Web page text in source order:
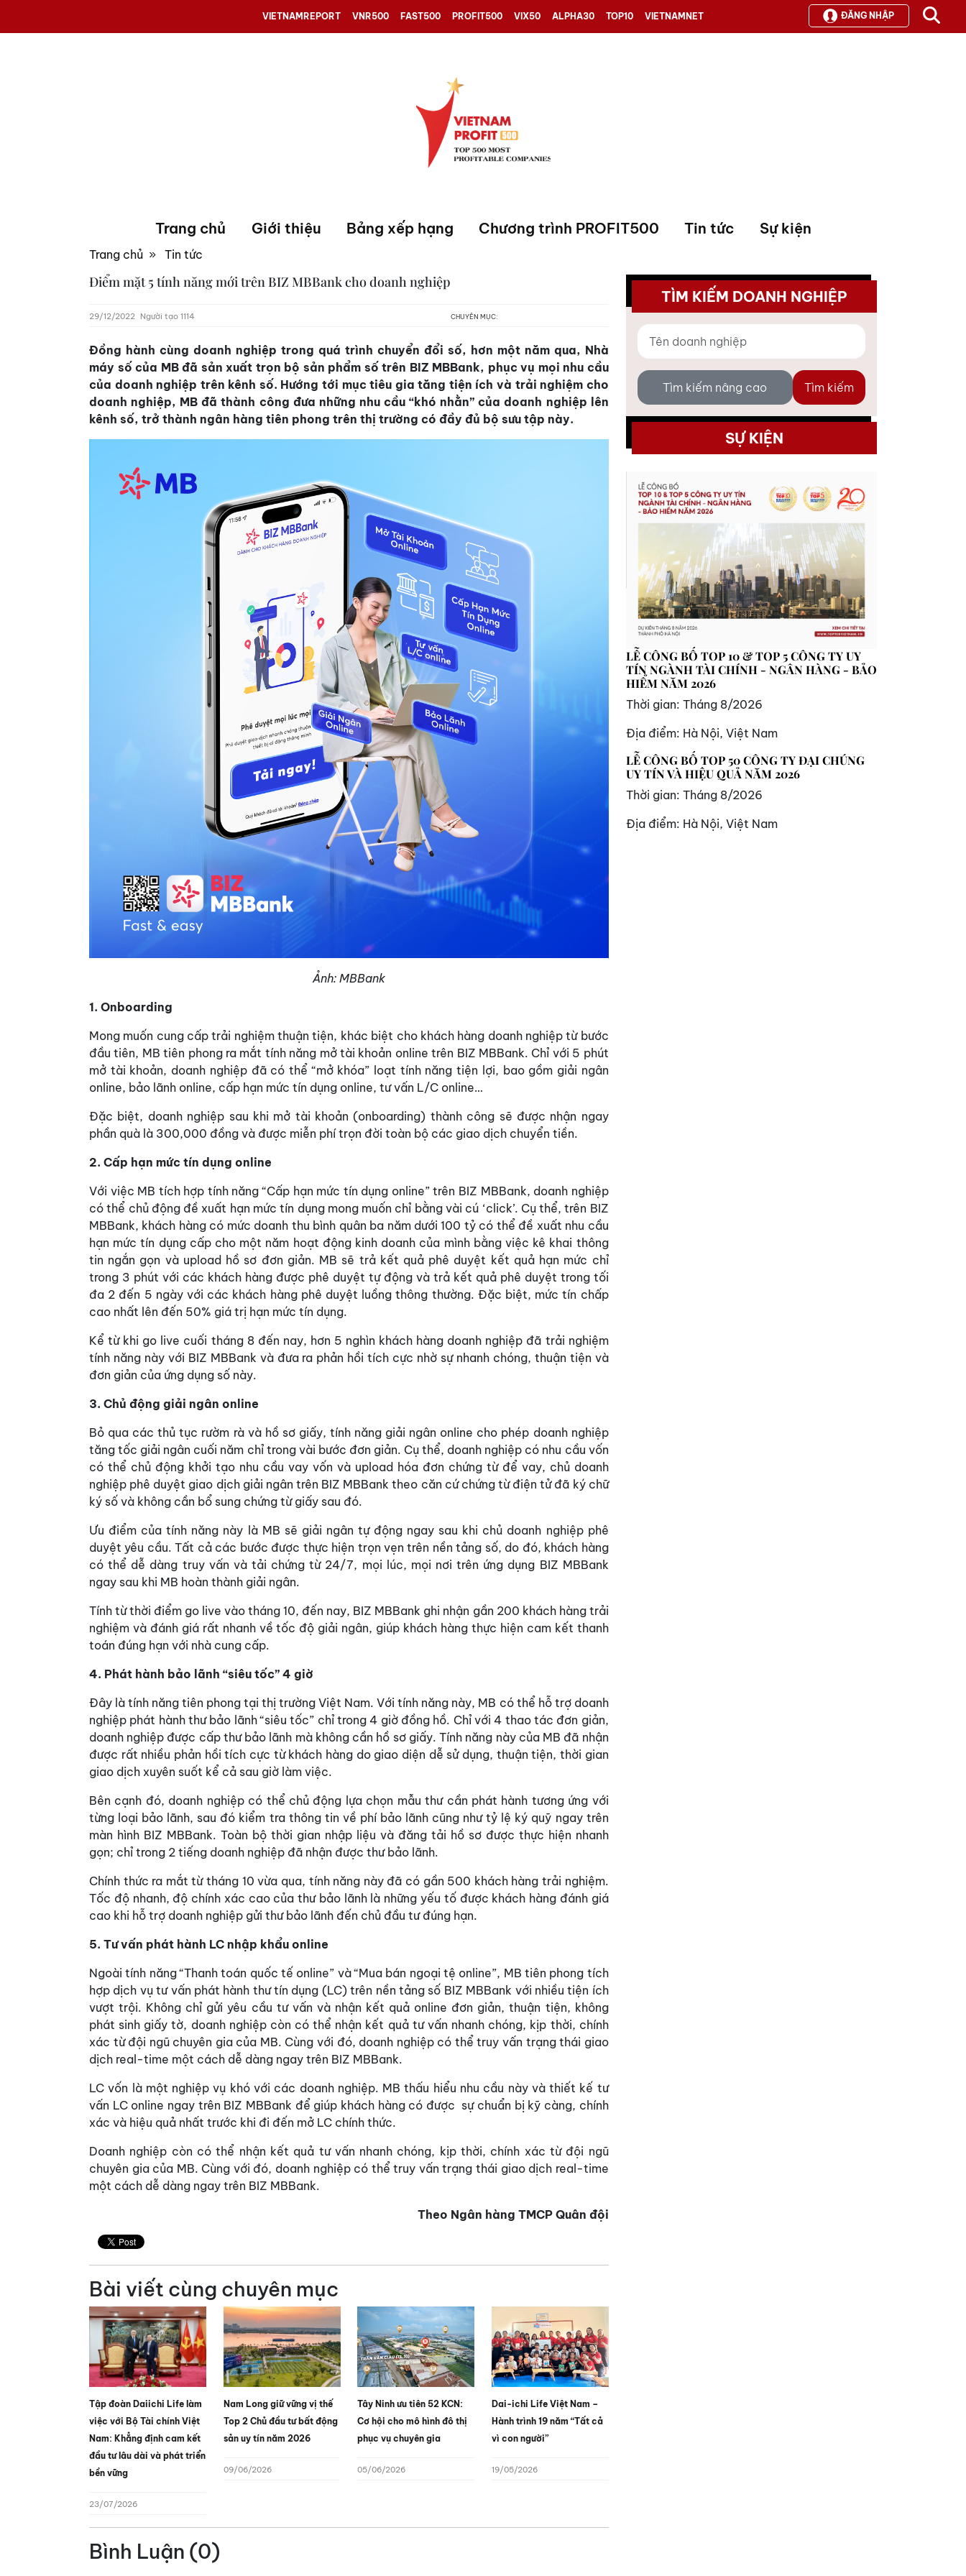
VIETNAMREPORT VNR500 FAST500 PROFIT500 VIX50 ALPHA30 TOP10 VIETNAMNET ĐĂNG NHẬP
Trang chủ Giới thiệu Bảng xếp hạng Chương trình PROFIT500 Tin tức Sự kiện
Trang chủ » Tin tức
Điểm mặt 5 tính năng mới trên BIZ MBBank cho doanh nghiệp
29/12/2022 Người tạo 1114 CHUYÊN MỤC:
Đồng hành cùng doanh nghiệp trong quá trình chuyển đổi số, hơn một năm qua, Nhà
máy số của MB đã sản xuất trọn bộ sản phẩm số trên BIZ MBBank, phục vụ mọi nhu cầu
của doanh nghiệp trên kênh số. Hướng tới mục tiêu gia tăng tiện ích và trải nghiệm cho
doanh nghiệp, MB đã thành công đưa những nhu cầu “khó nhằn” của doanh nghiệp lên
kênh số, trở thành ngân hàng tiên phong trên thị trường có đầy đủ bộ sưu tập này.
Ảnh: MBBank
1. Onboarding
Mong muốn cung cấp trải nghiệm thuận tiện, khác biệt cho khách hàng doanh nghiệp từ bước
đầu tiên, MB tiên phong ra mắt tính năng mở tài khoản online trên BIZ MBBank. Chỉ với 5 phút
mở tài khoản, doanh nghiệp đã có thể “mở khóa” loạt tính năng tiện lợi, bao gồm giải ngân
online, bảo lãnh online, cấp hạn mức tín dụng online, tư vấn L/C online…
Đặc biệt, doanh nghiệp sau khi mở tài khoản (onboarding) thành công sẽ được nhận ngay
phần quà là 300,000 đồng và được miễn phí trọn đời toàn bộ các giao dịch chuyển tiền.
2. Cấp hạn mức tín dụng online
Với việc MB tích hợp tính năng “Cấp hạn mức tín dụng online” trên BIZ MBBank, doanh nghiệp
có thể chủ động đề xuất hạn mức tín dụng mong muốn chỉ bằng vài cú ‘click’. Cụ thể, trên BIZ
MBBank, khách hàng có mức doanh thu bình quân ba năm dưới 100 tỷ có thể đề xuất nhu cầu
hạn mức tín dụng cấp cho một năm hoạt động kinh doanh của mình bằng việc kê khai thông
tin ngắn gọn và upload hồ sơ đơn giản. MB sẽ trả kết quả phê duyệt kết quả hạn mức chỉ
trong 3 phút với các khách hàng được phê duyệt tự động và trả kết quả phê duyệt trong tối
đa 2 đến 5 ngày với các khách hàng phê duyệt luồng thông thường. Đặc biệt, mức tín chấp
cao nhất lên đến 50% giá trị hạn mức tín dụng.
Kể từ khi go live cuối tháng 8 đến nay, hơn 5 nghìn khách hàng doanh nghiệp đã trải nghiệm
tính năng này với BIZ MBBank và đưa ra phản hồi tích cực nhờ sự nhanh chóng, thuận tiện và
đơn giản của ứng dụng số này.
3. Chủ động giải ngân online
Bỏ qua các thủ tục rườm rà và hồ sơ giấy, tính năng giải ngân online cho phép doanh nghiệp
tăng tốc giải ngân cuối năm chỉ trong vài bước đơn giản. Cụ thể, doanh nghiệp có nhu cầu vốn
có thể chủ động khởi tạo nhu cầu vay vốn và upload hóa đơn chứng từ để vay, chủ doanh
nghiệp phê duyệt giao dịch giải ngân trên BIZ MBBank theo căn cứ chứng từ điện tử đã ký chữ
ký số và không cần bổ sung chứng từ giấy sau đó.
Ưu điểm của tính năng này là MB sẽ giải ngân tự động ngay sau khi chủ doanh nghiệp phê
duyệt yêu cầu. Tất cả các bước được thực hiện trọn vẹn trên nền tảng số, do đó, khách hàng
có thể dễ dàng truy vấn và tải chứng từ 24/7, mọi lúc, mọi nơi trên ứng dụng BIZ MBBank
ngay sau khi MB hoàn thành giải ngân.
Tính từ thời điểm go live vào tháng 10, đến nay, BIZ MBBank ghi nhận gần 200 khách hàng trải
nghiệm và đánh giá rất nhanh về tốc độ giải ngân, giúp khách hàng thực hiện cam kết thanh
toán đúng hạn với nhà cung cấp.
4. Phát hành bảo lãnh “siêu tốc” 4 giờ
Đây là tính năng tiên phong tại thị trường Việt Nam. Với tính năng này, MB có thể hỗ trợ doanh
nghiệp phát hành thư bảo lãnh “siêu tốc” chỉ trong 4 giờ đồng hồ. Chỉ với 4 thao tác đơn giản,
doanh nghiệp được cấp thư bảo lãnh mà không cần hồ sơ giấy. Tính năng này của MB đã nhận
được rất nhiều phản hồi tích cực từ khách hàng do giao diện dễ sử dụng, thuận tiện, thời gian
giao dịch xuyên suốt kể cả sau giờ làm việc.
Bên cạnh đó, doanh nghiệp có thể chủ động lựa chọn mẫu thư cần phát hành tương ứng với
từng loại bảo lãnh, sau đó kiểm tra thông tin về phí bảo lãnh cũng như tỷ lệ ký quỹ ngay trên
màn hình BIZ MBBank. Toàn bộ thời gian nhập liệu và đăng tải hồ sơ được thực hiện nhanh
gọn; chỉ trong 2 tiếng doanh nghiệp đã nhận được thư bảo lãnh.
Chính thức ra mắt từ tháng 10 vừa qua, tính năng này đã có gần 500 khách hàng trải nghiệm.
Tốc độ nhanh, độ chính xác cao của thư bảo lãnh là những yếu tố được khách hàng đánh giá
cao khi hỗ trợ doanh nghiệp gửi thư bảo lãnh đến chủ đầu tư đúng hạn.
5. Tư vấn phát hành LC nhập khẩu online
Ngoài tính năng “Thanh toán quốc tế online” và “Mua bán ngoại tệ online”, MB tiên phong tích
hợp dịch vụ tư vấn phát hành thư tín dụng (LC) trên nền tảng số BIZ MBBank với nhiều tiện ích
vượt trội. Không chỉ gửi yêu cầu tư vấn và nhận kết quả online đơn giản, thuận tiện, không
phát sinh giấy tờ, doanh nghiệp còn có thể nhận kết quả tư vấn nhanh chóng, kịp thời, chính
xác từ đội ngũ chuyên gia của MB. Cùng với đó, doanh nghiệp có thể truy vấn trạng thái giao
dịch real-time một cách dễ dàng ngay trên BIZ MBBank.
LC vốn là một nghiệp vụ khó với các doanh nghiệp. MB thấu hiểu nhu cầu này và thiết kế tư
vấn LC online ngay trên BIZ MBBank để giúp khách hàng có được sự chuẩn bị kỹ càng, chính
xác và hiệu quả nhất trước khi đi đến mở LC chính thức.
Doanh nghiệp còn có thể nhận kết quả tư vấn nhanh chóng, kịp thời, chính xác từ đội ngũ
chuyên gia của MB. Cùng với đó, doanh nghiệp có thể truy vấn trạng thái giao dịch real-time
một cách dễ dàng ngay trên BIZ MBBank.
Theo Ngân hàng TMCP Quân đội
Bài viết cùng chuyên mục
Tập đoàn Daiichi Life làm
việc với Bộ Tài chính Việt
Nam: Khẳng định cam kết
đầu tư lâu dài và phát triển
bền vững
23/07/2026
Nam Long giữ vững vị thế
Top 2 Chủ đầu tư bất động
sản uy tín năm 2026
09/06/2026
Tây Ninh ưu tiên 52 KCN:
Cơ hội cho mô hình đô thị
phục vụ chuyên gia
05/06/2026
Dai-ichi Life Việt Nam –
Hành trình 19 năm “Tất cả
vì con người”
19/05/2026
Bình Luận (0)
TÌM KIẾM DOANH NGHIỆP
Tìm kiếm nâng cao Tìm kiếm
SỰ KIỆN
LỄ CÔNG BỐ TOP 10 & TOP 5 CÔNG TY UY
TÍN NGÀNH TÀI CHÍNH - NGÂN HÀNG - BẢO
HIỂM NĂM 2026
Thời gian: Tháng 8/2026
Địa điểm: Hà Nội, Việt Nam
LỄ CÔNG BỐ TOP 50 CÔNG TY ĐẠI CHÚNG
UY TÍN VÀ HIỆU QUẢ NĂM 2026
Thời gian: Tháng 8/2026
Địa điểm: Hà Nội, Việt Nam